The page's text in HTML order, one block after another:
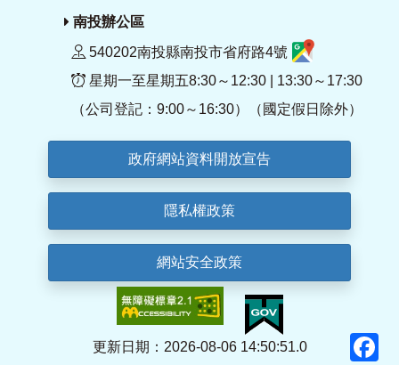
南投辦公區
540202南投縣南投市省府路4號
星期一至星期五8:30～12:30 | 13:30～17:30
（公司登記：9:00～16:30）（國定假日除外）
政府網站資料開放宣告
隱私權政策
網站安全政策
更新日期：2026-08-06 14:50:51.0